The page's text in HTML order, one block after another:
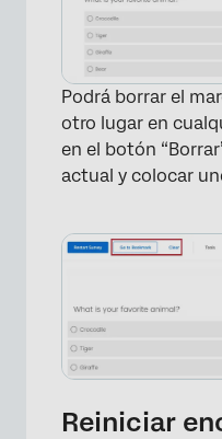
Podrá borrar el
otro lugar en
en el botón
actual y colocar
Reiniciar